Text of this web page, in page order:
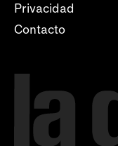
Privacidad
Contacto